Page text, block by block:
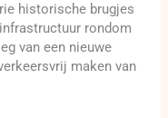
historische brugjes
rondom
van een nieuwe
maken van